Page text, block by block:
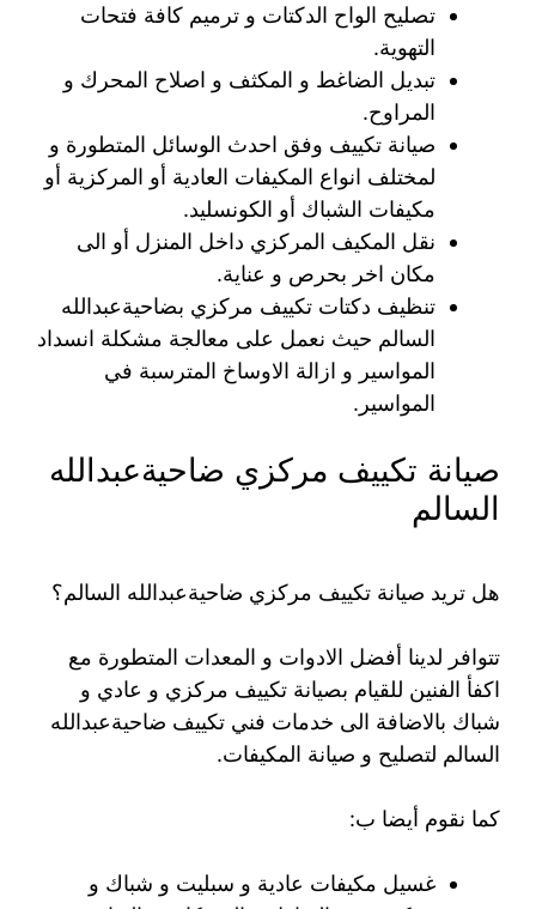
تصليح الواح الدكتات و ترميم كافة فتحات
التهوية.
تبديل الضاغط و المكثف و اصلاح المحرك و
المراوح.
صيانة تكييف وفق احدث الوسائل المتطورة و
لمختلف انواع المكيفات العادية أو المركزية أو
مكيفات الشباك أو الكونسليد.
نقل المكيف المركزي داخل المنزل أو الى
مكان اخر بحرص و عناية.
تنظيف دكتات تكييف مركزي بضاحيةعبدالله
السالم حيث نعمل على معالجة مشكلة انسداد
المواسير و ازالة الاوساخ المترسبة في
المواسير.
صيانة تكييف مركزي ضاحيةعبدالله
السالم
هل تريد صيانة تكييف مركزي ضاحيةعبدالله السالم؟
تتوافر لدينا أفضل الادوات و المعدات المتطورة مع
اكفأ الفنين للقيام بصيانة تكييف مركزي و عادي و
شباك بالاضافة الى خدمات فني تكييف ضاحيةعبدالله
السالم لتصليح و صيانة المكيفات.
كما نقوم أيضا ب:
غسيل مكيفات عادية و سبليت و شباك و